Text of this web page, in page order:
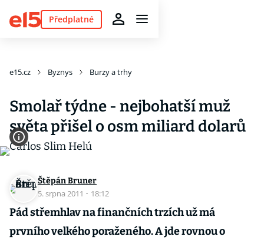
Předplatné
e15.cz Byznys Burzy a trhy
Smolař týdne - nejbohatší muž
světa přišel o osm miliard dolarů
Štěpán Bruner
5. srpna 2011 · 18:12
Pád střemhlav na finančních trzích už má
prvního velkého poraženého. A jde rovnou o